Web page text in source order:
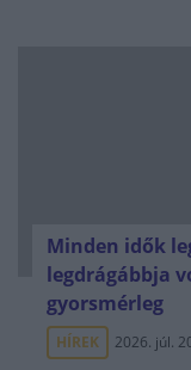
Minden idők
legdrágábbja
gyorsmérleg
HÍREK 2026. júl.